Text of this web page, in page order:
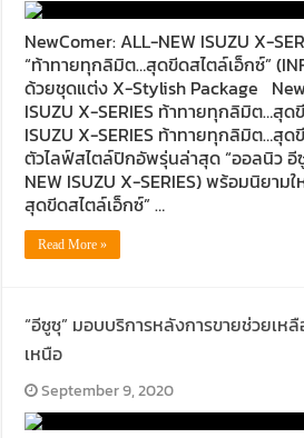
NewComer: ALL-NEW ISUZU X-
“ท้าทายทุกลิมิต…สุดขีดสไตล์เอ็กซ์”
ด้วยชุดแต่ง X-Stylish Package
ISUZU X-SERIES ท้าทายทุกลิมิต…สุด
ISUZU X-SERIES ท้าทายทุกลิมิต…สุด
ตัวไลฟ์สไตล์ปิกอัพรุ่นล่าสุด “ออลนิว อี
NEW ISUZU X-SERIES) พร้อมนิยาม
สุดขีดสไตล์เอ็กซ์” …
Read More »
“อีซูซุ” มอบบริการหลังการขายช่วยเห
เหนือ
September 9, 2020